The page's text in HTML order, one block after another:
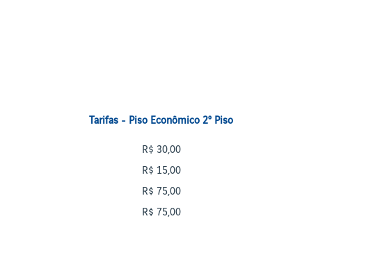
Tarifas - Piso Econômico 2º Piso
R$ 30,00
R$ 15,00
R$ 75,00
R$ 75,00